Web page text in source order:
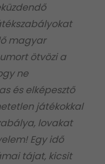
magyar
ötvözi a
ne
és elképesztő
játékokkal
lovakat
Egy idő
tájat, kicsit